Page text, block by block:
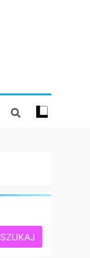
SZUKAJ